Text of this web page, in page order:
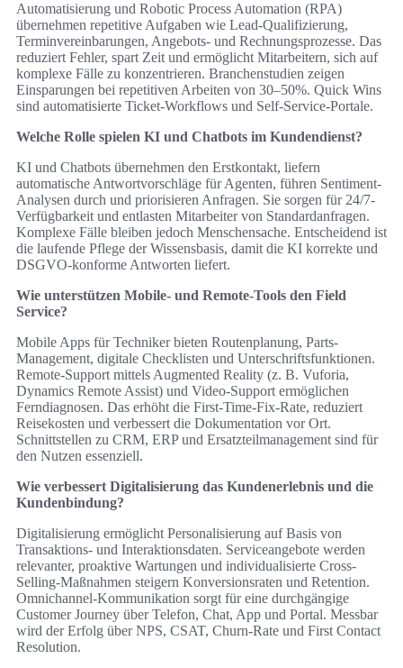
Automatisierung und Robotic Process Automation (RPA)
übernehmen repetitive Aufgaben wie Lead-Qualifizierung,
Terminvereinbarungen, Angebots- und Rechnungsprozesse. Das
reduziert Fehler, spart Zeit und ermöglicht Mitarbeitern, sich auf
komplexe Fälle zu konzentrieren. Branchenstudien zeigen
Einsparungen bei repetitiven Arbeiten von 30–50%. Quick Wins
sind automatisierte Ticket-Workflows und Self-Service-Portale.
Welche Rolle spielen KI und Chatbots im Kundendienst?
KI und Chatbots übernehmen den Erstkontakt, liefern
automatische Antwortvorschläge für Agenten, führen Sentiment-
Analysen durch und priorisieren Anfragen. Sie sorgen für 24/7-
Verfügbarkeit und entlasten Mitarbeiter von Standardanfragen.
Komplexe Fälle bleiben jedoch Menschensache. Entscheidend ist
die laufende Pflege der Wissensbasis, damit die KI korrekte und
DSGVO-konforme Antworten liefert.
Wie unterstützen Mobile- und Remote-Tools den Field
Service?
Mobile Apps für Techniker bieten Routenplanung, Parts-
Management, digitale Checklisten und Unterschriftsfunktionen.
Remote-Support mittels Augmented Reality (z. B. Vuforia,
Dynamics Remote Assist) und Video-Support ermöglichen
Ferndiagnosen. Das erhöht die First-Time-Fix-Rate, reduziert
Reisekosten und verbessert die Dokumentation vor Ort.
Schnittstellen zu CRM, ERP und Ersatzteilmanagement sind für
den Nutzen essenziell.
Wie verbessert Digitalisierung das Kundenerlebnis und die
Kundenbindung?
Digitalisierung ermöglicht Personalisierung auf Basis von
Transaktions- und Interaktionsdaten. Serviceangebote werden
relevanter, proaktive Wartungen und individualisierte Cross-
Selling-Maßnahmen steigern Konversionsraten und Retention.
Omnichannel-Kommunikation sorgt für eine durchgängige
Customer Journey über Telefon, Chat, App und Portal. Messbar
wird der Erfolg über NPS, CSAT, Churn-Rate und First Contact
Resolution.